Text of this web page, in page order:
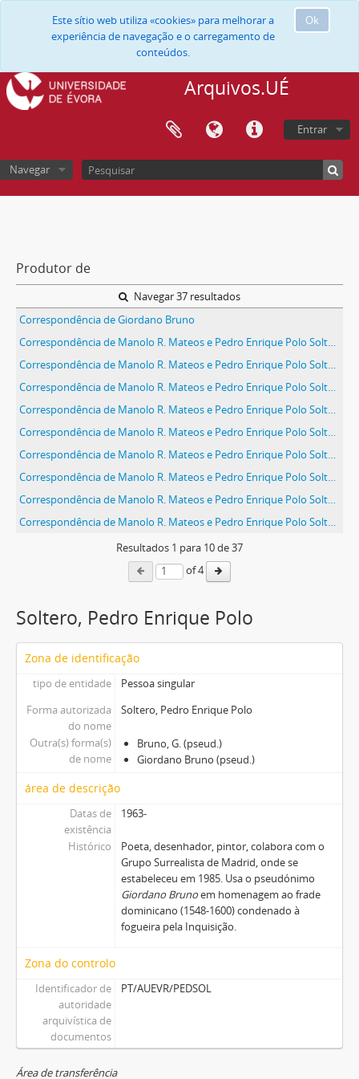
Ok
Este sítio web utiliza «cookies» para melhorar a
experiência de navegação e o carregamento de
conteúdos.
Arquivos.UÉ
Entrar
Navegar
Produtor de
Navegar 37 resultados
Correspondência de Giordano Bruno
Correspondência de Manolo R. Mateos e Pedro Enrique Polo Soltero
Correspondência de Manolo R. Mateos e Pedro Enrique Polo Soltero
Correspondência de Manolo R. Mateos e Pedro Enrique Polo Soltero
Correspondência de Manolo R. Mateos e Pedro Enrique Polo Soltero
Correspondência de Manolo R. Mateos e Pedro Enrique Polo Soltero
Correspondência de Manolo R. Mateos e Pedro Enrique Polo Soltero
Correspondência de Manolo R. Mateos e Pedro Enrique Polo Soltero
Correspondência de Manolo R. Mateos e Pedro Enrique Polo Soltero
Correspondência de Manolo R. Mateos e Pedro Enrique Polo Soltero
Resultados 1 para 10de 37
of 4
Soltero, Pedro Enrique Polo
Zona de identificação
tipo de entidade
Pessoa singular
Forma autorizada
do nome
Soltero, Pedro Enrique Polo
Outra(s) forma(s)
de nome
Bruno, G. (pseud.)
Giordano Bruno (pseud.)
área de descrição
Datas de
existência
1963-
Histórico
Poeta, desenhador, pintor, colabora com o
Grupo Surrealista de Madrid, onde se
estabeleceu em 1985. Usa o pseudónimo
Giordano Brunoem homenagem ao frade
dominicano (1548-1600) condenado à
fogueira pela Inquisição.
Zona do controlo
Identificador de
autoridade
arquivística de
documentos
PT/AUEVR/PEDSOL
Área de transferência